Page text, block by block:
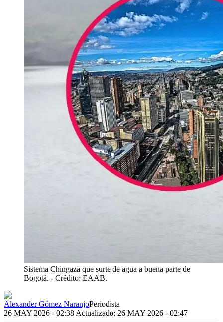
Sistema Chingaza que surte de agua a buena parte de
Bogotá. - Crédito: EAAB.
Alexander Gómez NaranjoPeriodista
26 MAY 2026 - 02:38|Actualizado: 26 MAY 2026 - 02:47